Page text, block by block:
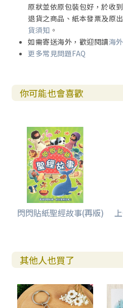
原狀並依原包裝包好，於收
退貨之商品、紙本發票及原
貨須知 。
如需寄送海外，歡迎閱讀海
更多常見問題FAQ
你可能也會喜歡
閃閃貼紙聖經故事(再版)
其他人也買了